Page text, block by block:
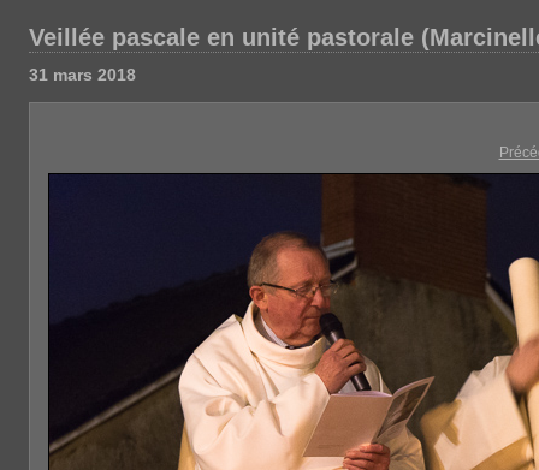
Veillée pascale en unité pastorale
31 mars 2018